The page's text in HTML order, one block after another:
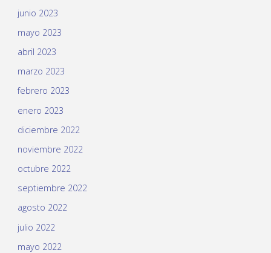
junio 2023
mayo 2023
abril 2023
marzo 2023
febrero 2023
enero 2023
diciembre 2022
noviembre 2022
octubre 2022
septiembre 2022
agosto 2022
julio 2022
mayo 2022